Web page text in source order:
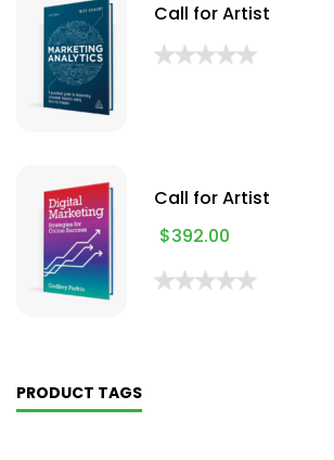
Call for Artist
Call for Artist
$392.00
PRODUCT TAGS